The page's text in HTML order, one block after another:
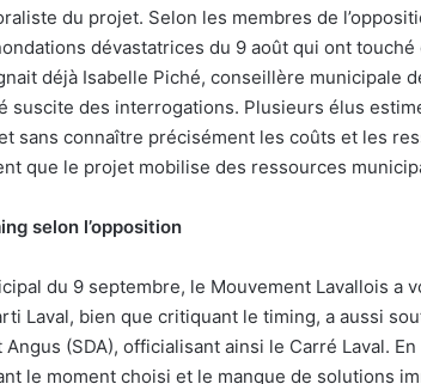
du projet. Selon les membres de
dévastatrices du 9 août qui ont
déjà Isabelle Piché, conseillère municipale
suscite des interrogations. Plusieurs élus
sans connaître précisément les coûts et les
que le projet mobilise des ressources
selon l’opposition
du 9 septembre, le Mouvement Lavallois a
Laval, bien que critiquant le timing, a aussi
(SDA), officialisant ainsi le Carré Laval.
le moment choisi et le manque de solutions